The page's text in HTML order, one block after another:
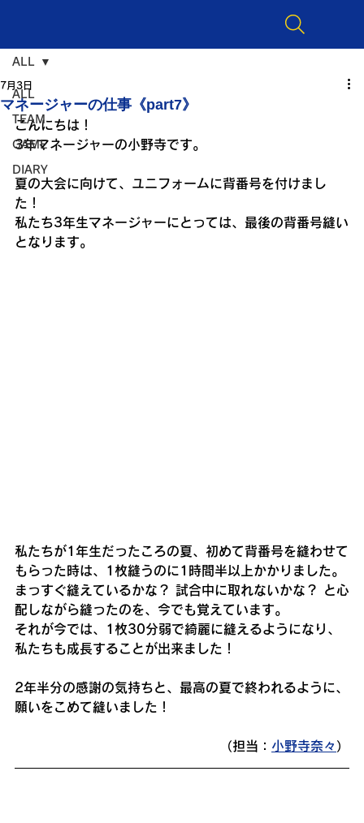
ALL
TEAM
GAME
DIARY
ALL
マネージャーの仕事《part7》
7月3日
こんにちは！
3年マネージャーの小野寺です。
夏の大会に向けて、ユニフォームに背番号を付けまし
た！
私たち3年生マネージャーにとっては、最後の背番号縫い
となります。
私たちが1年生だったころの夏、初めて背番号を縫わせて
もらった時は、1枚縫うのに1時間半以上かかりました。
まっすぐ縫えているかな？ 試合中に取れないかな？ と心
配しながら縫ったのを、今でも覚えています。
それが今では、1枚30分弱で綺麗に縫えるようになり、
私たちも成長することが出来ました！
2年半分の感謝の気持ちと、最高の夏で終われるように、
願いをこめて縫いました！
（担当： 小野寺奈々 ）